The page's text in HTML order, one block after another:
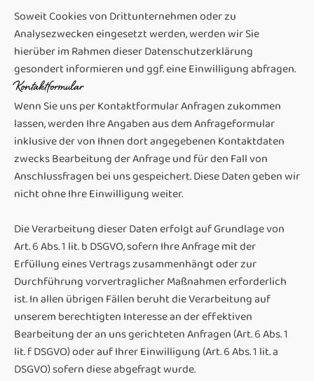
Soweit Cookies von Drittunternehmen oder zu
Analysezwecken eingesetzt werden, werden wir Sie
hierüber im Rahmen dieser Datenschutzerklärung
gesondert informieren und ggf. eine Einwilligung abfragen.
Kontaktformular
Wenn Sie uns per Kontaktformular Anfragen zukommen
lassen, werden Ihre Angaben aus dem Anfrageformular
inklusive der von Ihnen dort angegebenen Kontaktdaten
zwecks Bearbeitung der Anfrage und für den Fall von
Anschlussfragen bei uns gespeichert. Diese Daten geben wir
nicht ohne Ihre Einwilligung weiter.
Die Verarbeitung dieser Daten erfolgt auf Grundlage von
Art. 6 Abs. 1 lit. b DSGVO, sofern Ihre Anfrage mit der
Erfüllung eines Vertrags zusammenhängt oder zur
Durchführung vorvertraglicher Maßnahmen erforderlich
ist. In allen übrigen Fällen beruht die Verarbeitung auf
unserem berechtigten Interesse an der effektiven
Bearbeitung der an uns gerichteten Anfragen (Art. 6 Abs. 1
lit. f DSGVO) oder auf Ihrer Einwilligung (Art. 6 Abs. 1 lit. a
DSGVO) sofern diese abgefragt wurde.